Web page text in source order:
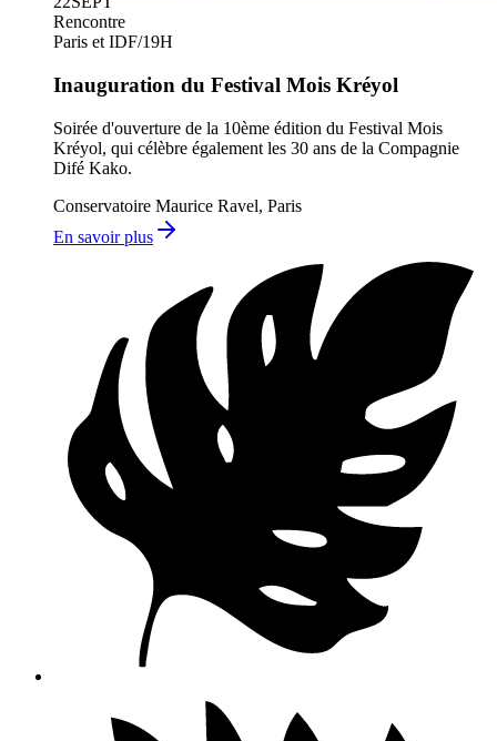
Rencontre
Paris et IDF/19H
Inauguration du Festival Mois Kréyol
Soirée d'ouverture de la 10ème édition du Festival Mois
Kréyol, qui célèbre également les 30 ans de la Compagnie
Difé Kako.
Conservatoire Maurice Ravel, Paris
En savoir plus